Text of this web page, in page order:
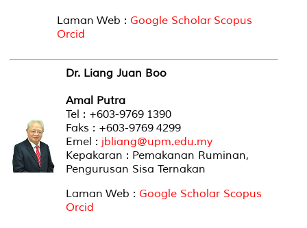
Laman Web : Google Scholar Scopus
Orcid
Dr. Liang Juan Boo
Amal Putra
Tel : +603-9769 1390
Faks : +603-9769 4299
Emel : jbliang@upm.edu.my
Kepakaran : Pemakanan Ruminan,
Pengurusan Sisa Ternakan
Laman Web : Google Scholar Scopus
Orcid